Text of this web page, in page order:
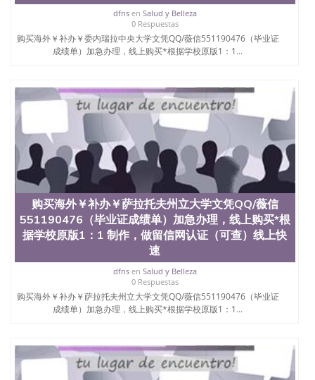
dfnsen Salud y Belleza
0 Respuestas
购买海外￥补办￥委内瑞拉中央大学文凭QQ/薇信551190476（毕业证
成绩单）加急办理，线上购买*根据学校原版1：1...
购买海外￥补办￥萨拉托夫州立大学文凭QQ/薇信
551190476（毕业证成绩单）加急办理，线上购买*根
据学校原版1：1 制作，做留信网认证（可查）线上快
速
dfnsen Salud y Belleza
0 Respuestas
购买海外￥补办￥萨拉托夫州立大学文凭QQ/薇信551190476（毕业证
成绩单）加急办理，线上购买*根据学校原版1：1...